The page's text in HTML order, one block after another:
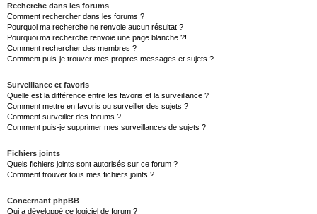
Recherche dans les forums
Comment rechercher dans les forums ?
Pourquoi ma recherche ne renvoie aucun résultat ?
Pourquoi ma recherche renvoie une page blanche ?!
Comment rechercher des membres ?
Comment puis-je trouver mes propres messages et sujets ?
Surveillance et favoris
Quelle est la différence entre les favoris et la surveillance ?
Comment mettre en favoris ou surveiller des sujets ?
Comment surveiller des forums ?
Comment puis-je supprimer mes surveillances de sujets ?
Fichiers joints
Quels fichiers joints sont autorisés sur ce forum ?
Comment trouver tous mes fichiers joints ?
Concernant phpBB
Qui a développé ce logiciel de forum ?